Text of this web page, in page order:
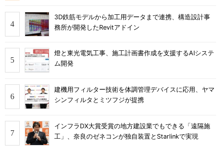
3D鉄筋モデルから加工用データまで連携、構造設計事
務所が開発したRevitアドイン
燈と東光電気工事、施工計画書作成を支援するAIシステ
ム開発
建機用フィルター技術を体調管理デバイスに応用、ヤマ
シンフィルタとミツフジが提携
インフラDX大賞受賞の地方建設業でもできる「遠隔施
工」、奈良のゼネコンが独自装置とStarlinkで実現